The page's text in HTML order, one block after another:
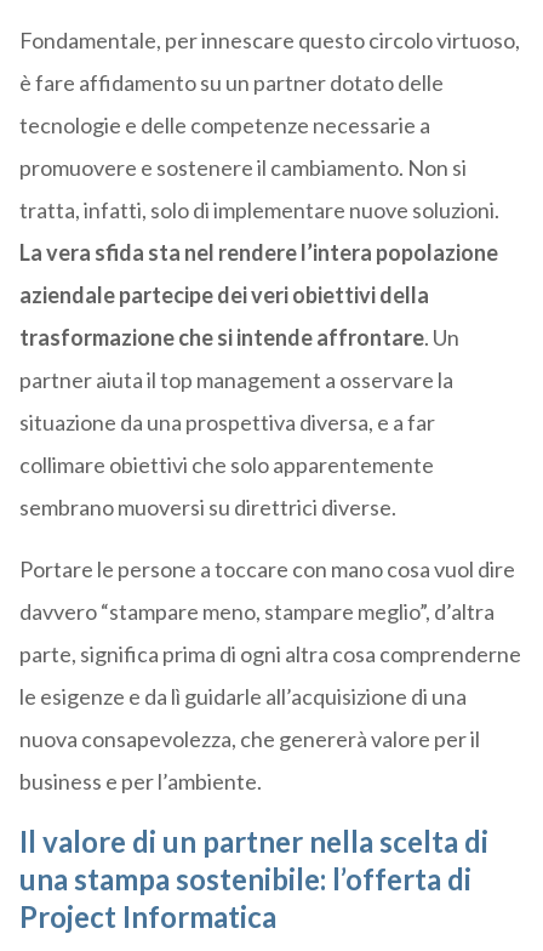
Fondamentale, per innescare questo circolo virtuoso,
è fare affidamento su un partner dotato delle
tecnologie e delle competenze necessarie a
promuovere e sostenere il cambiamento. Non si
tratta, infatti, solo di implementare nuove soluzioni.
La vera sfida sta nel rendere l’intera popolazione
aziendale partecipe dei veri obiettivi della
trasformazione che si intende affrontare. Un
partner aiuta il top management a osservare la
situazione da una prospettiva diversa, e a far
collimare obiettivi che solo apparentemente
sembrano muoversi su direttrici diverse.
Portare le persone a toccare con mano cosa vuol dire
davvero “stampare meno, stampare meglio”, d’altra
parte, significa prima di ogni altra cosa comprenderne
le esigenze e da lì guidarle all’acquisizione di una
nuova consapevolezza, che genererà valore per il
business e per l’ambiente.
Il valore di un partner nella scelta di
una stampa sostenibile: l’offerta di
Project Informatica